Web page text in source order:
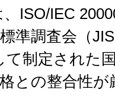
ISO/IEC
準調査会（
て制定された
との整合性